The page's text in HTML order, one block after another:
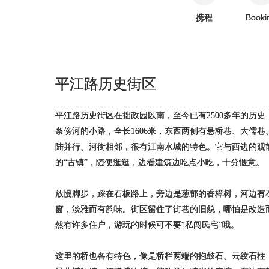
携程
平江路历史街区
平江路历史街区在拙政园以南，至今已有2500多年的历
条傍河的小路，全长1606米，东西两侧有悬桥巷、大儒
陆并行、河街相邻，很有江南水城的特色。它与西边的
的“古镇”，随便逛逛，边看建筑边吃点小吃，十分惬意。
放慢脚步，踩在石板路上，旁边是葱郁的香樟树，河边
窗，淡雅而有韵味。街区留住了街巷的旧貌，哪怕是改
然有许多住户，游玩的时候可不要“私闯民宅”哦。
这里的桥也各有特色，像是桥栏两端的抱鼓石、云纹石